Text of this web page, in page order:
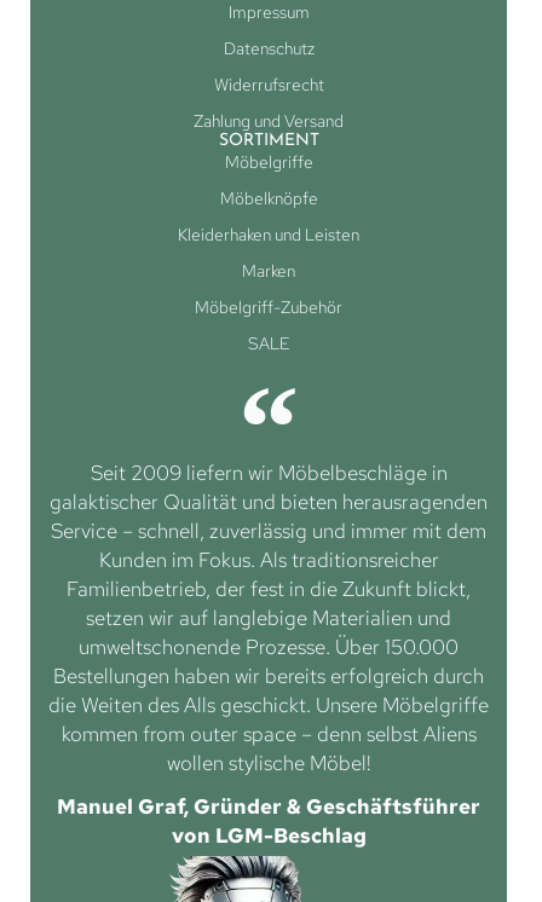
Impressum
Datenschutz
Widerrufsrecht
Zahlung und Versand
SORTIMENT
Möbelgriffe
Möbelknöpfe
Kleiderhaken und Leisten
Marken
Möbelgriff-Zubehör
SALE
Seit 2009 liefern wir Möbelbeschläge in
galaktischer Qualität und bieten herausragenden
Service – schnell, zuverlässig und immer mit dem
Kunden im Fokus. Als traditionsreicher
Familienbetrieb, der fest in die Zukunft blickt,
setzen wir auf langlebige Materialien und
umweltschonende Prozesse. Über 150.000
Bestellungen haben wir bereits erfolgreich durch
die Weiten des Alls geschickt. Unsere Möbelgriffe
kommen from outer space – denn selbst Aliens
wollen stylische Möbel!
Manuel Graf, Gründer & Geschäftsführer
von LGM-Beschlag